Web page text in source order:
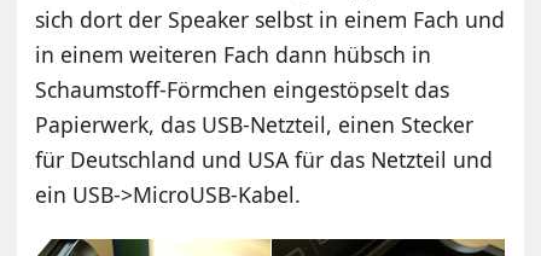
sich dort der Speaker selbst in einem Fach und
in einem weiteren Fach dann hübsch in
Schaumstoff-Förmchen eingestöpselt das
Papierwerk, das USB-Netzteil, einen Stecker
für Deutschland und USA für das Netzteil und
ein USB->MicroUSB-Kabel.